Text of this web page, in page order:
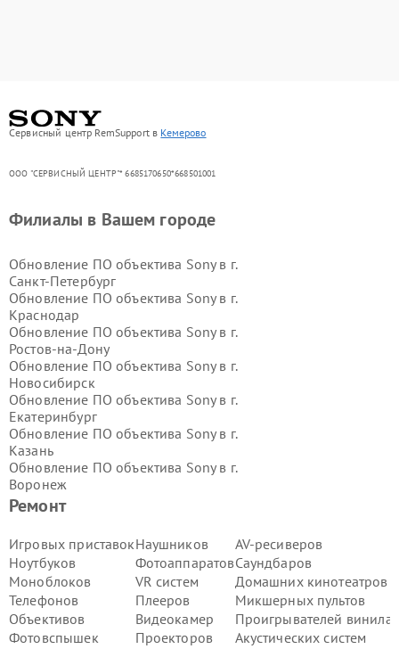
Сервисный центр RemSupport в Кемерово
ООО "СЕРВИСНЫЙ ЦЕНТР"* 6685170650*668501001
Ремонт
Игровых приставок
Ноутбуков
Моноблоков
Телефонов
Объективов
Фотовспышек
Наушников
Фотоаппаратов
VR систем
Плееров
Видеокамер
Проекторов
AV-ресиверов
Саундбаров
Домашних кинотеатров
Микшерных пультов
Проигрывателей винила
Акустических систем
Филиалы в Вашем городе
Обновление ПО объектива Sony в г.
Санкт-Петербург
Обновление ПО объектива Sony в г.
Краснодар
Обновление ПО объектива Sony в г.
Ростов-на-Дону
Обновление ПО объектива Sony в г.
Новосибирск
Обновление ПО объектива Sony в г.
Екатеринбург
Обновление ПО объектива Sony в г.
Казань
Обновление ПО объектива Sony в г.
Воронеж
Обновление ПО объектива Sony в г.
Волгоград
Самара
Обновление ПО объектива Sony в г.
Пермь
Обновление ПО объектива Sony в г.
Красноярск
Обновление ПО объектива Sony в г.